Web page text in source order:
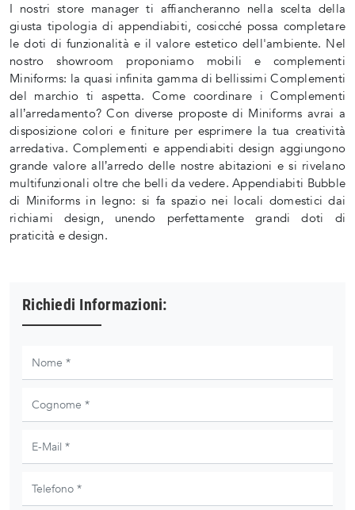
I nostri store manager ti affiancheranno nella scelta della
giusta tipologia di appendiabiti, cosicché possa completare
le doti di funzionalità e il valore estetico dell'ambiente. Nel
nostro showroom proponiamo mobili e complementi
Miniforms: la quasi infinita gamma di bellissimi Complementi
del marchio ti aspetta. Come coordinare i Complementi
all’arredamento? Con diverse proposte di Miniforms avrai a
disposizione colori e finiture per esprimere la tua creatività
arredativa. Complementi e appendiabiti design aggiungono
grande valore all’arredo delle nostre abitazioni e si rivelano
multifunzionali oltre che belli da vedere. Appendiabiti Bubble
di Miniforms in legno: si fa spazio nei locali domestici dai
richiami design, unendo perfettamente grandi doti di
praticità e design.
Richiedi Informazioni: